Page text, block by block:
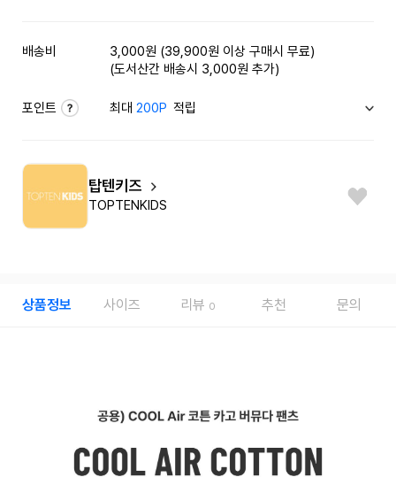
배송비
3,000원 (39,900원 이상 구매시 무료)
(도서산간 배송시 3,000원 추가)
포인트 최대200P 적립
탑텐키즈
TOPTENKIDS
상품정보 사이즈 리뷰 0 추천 문의